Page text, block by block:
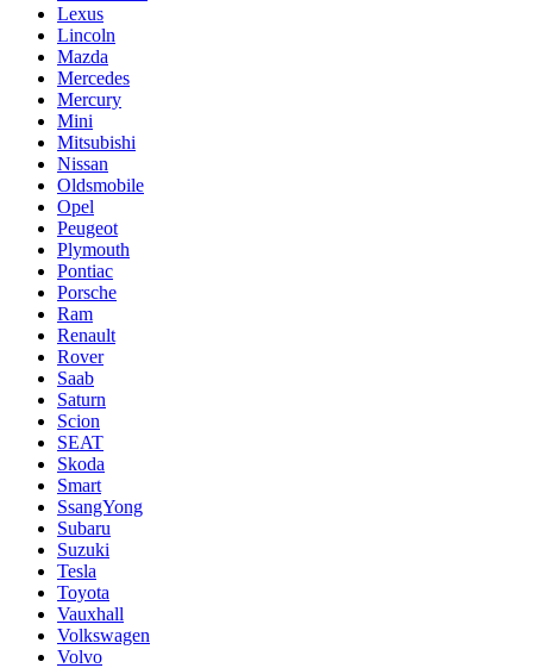
Lexus
Lincoln
Mazda
Mercedes
Mercury
Mini
Mitsubishi
Nissan
Oldsmobile
Opel
Peugeot
Plymouth
Pontiac
Porsche
Ram
Renault
Rover
Saab
Saturn
Scion
SEAT
Skoda
Smart
SsangYong
Subaru
Suzuki
Tesla
Toyota
Vauxhall
Volkswagen
Volvo